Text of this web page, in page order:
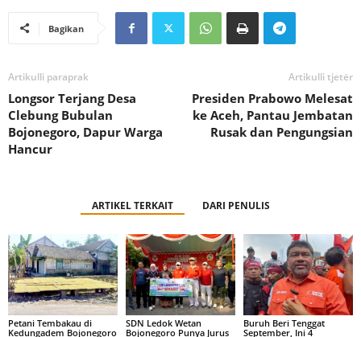
Bagikan
Artikulli paraprak
Longsor Terjang Desa
Clebung Bubulan
Bojonegoro, Dapur Warga
Hancur
Artikulli tjetër
Presiden Prabowo Melesat
ke Aceh, Pantau Jembatan
Rusak dan Pengungsian
ARTIKEL TERKAIT DARI PENULIS
Petani Tembakau di
Kedungadem Bojonegoro
SDN Ledok Wetan
Bojonegoro Punya Jurus
Buruh Beri Tenggat
September, Ini 4